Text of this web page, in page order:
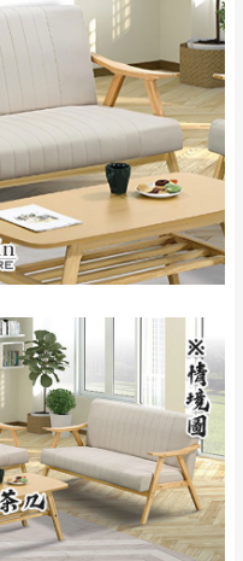
運費
雙溪、貢寮、烏
來、平溪、九份、
石門、林口 下福
里、新店山區、三
峽山區、石碇、坪
林、福隆、淡水山
區、北投湖山路、
深坑山區
：免
收運費
：免
：
運費
卓蘭鎮、三灣、通
霄山區、西湖、泰
安鄉、大湖鄉、頭
屋、獅潭鄉
不開放，如因特殊
、村)、樓梯太小、無
無法配送，
本公司
，賣家無提供吊掛
的吊掛方式吊運，
的問題，並非一般
特定時間送達，司
通知，讓你不用整
寶貴時間。
易，故暫無法配送
發票，發票將於商品